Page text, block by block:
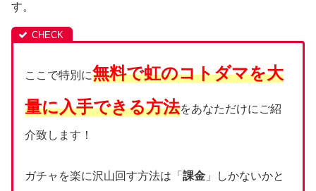
す。
ここで特別に無料で虹のコトダマを大
量に入手できる方法をあなただけにご紹
介致します！
ガチャを楽に沢山回す方法は「 課金 」しかないかと